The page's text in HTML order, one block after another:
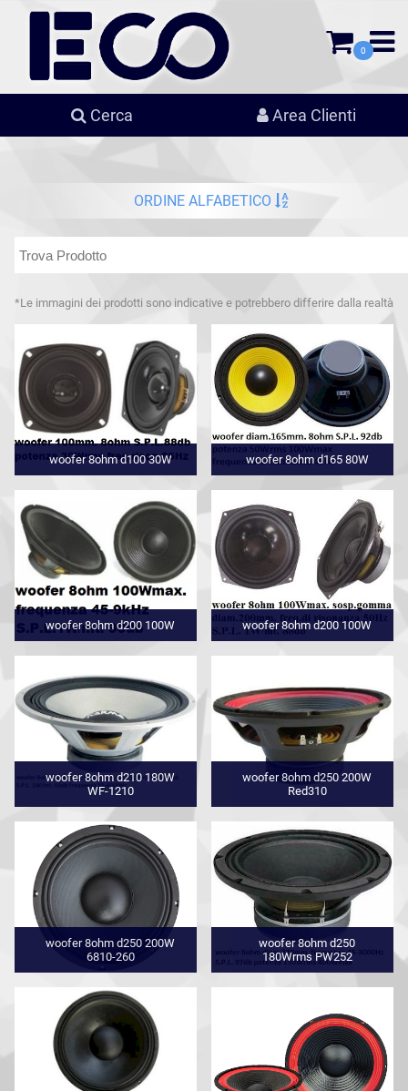
0
Cerca Area Clienti
ORDINE ALFABETICO
*Le immagini dei prodotti sono indicative e potrebbero differire dalla realtà
woofer 8ohm d100 30W woofer 8ohm d165 80W
woofer 8ohm d200 100W woofer 8ohm d200 100W
woofer 8ohm d210 180W
WF-1210
woofer 8ohm d250 200W
Red310
woofer 8ohm d250 200W
6810-260
woofer 8ohm d250
180Wrms PW252